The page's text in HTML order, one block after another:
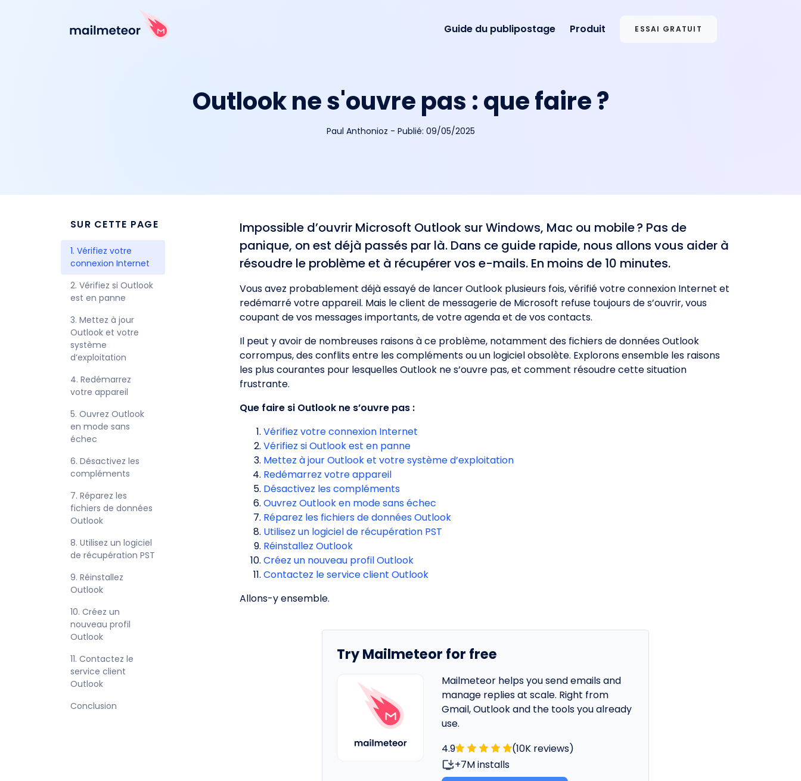
Guide du publipostage Produit ESSAI GRATUIT
Outlook ne s'ouvre pas : que faire ?
Paul Anthonioz - Publié: 09/05/2025
SUR CETTE PAGE
1. Vérifiez votre
connexion Internet
2. Vérifiez si Outlook
est en panne
3. Mettez à jour
Outlook et votre
système
d’exploitation
4. Redémarrez
votre appareil
5. Ouvrez Outlook
en mode sans
échec
6. Désactivez les
compléments
7. Réparez les
fichiers de données
Outlook
8. Utilisez un logiciel
de récupération PST
9. Réinstallez
Outlook
10. Créez un
nouveau profil
Outlook
11. Contactez le
service client
Outlook
Conclusion
Impossible d’ouvrir Microsoft Outlook sur Windows, Mac ou mobile ? Pas de
panique, on est déjà passés par là. Dans ce guide rapide, nous allons vous aider à
résoudre le problème et à récupérer vos e-mails. En moins de 10 minutes.
Vous avez probablement déjà essayé de lancer Outlook plusieurs fois, vérifié votre connexion Internet et
redémarré votre appareil. Mais le client de messagerie de Microsoft refuse toujours de s’ouvrir, vous
coupant de vos messages importants, de votre agenda et de vos contacts.
Il peut y avoir de nombreuses raisons à ce problème, notamment des fichiers de données Outlook
corrompus, des conflits entre les compléments ou un logiciel obsolète. Explorons ensemble les raisons
les plus courantes pour lesquelles Outlook ne s’ouvre pas, et comment résoudre cette situation
frustrante.
Que faire si Outlook ne s’ouvre pas :
Vérifiez votre connexion Internet
Vérifiez si Outlook est en panne
Mettez à jour Outlook et votre système d’exploitation
Redémarrez votre appareil
Désactivez les compléments
Ouvrez Outlook en mode sans échec
Réparez les fichiers de données Outlook
Utilisez un logiciel de récupération PST
Réinstallez Outlook
Créez un nouveau profil Outlook
Contactez le service client Outlook
Allons-y ensemble.
Try Mailmeteor for free
Mailmeteor helps you send emails and
manage replies at scale. Right from
Gmail, Outlook and the tools you already
use.
4.9
(10K reviews)
+7M installs